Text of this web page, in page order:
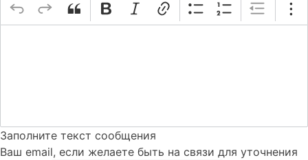
Заполните текст сообщения
Ваш еmail, если желаете быть на связи для уточнения